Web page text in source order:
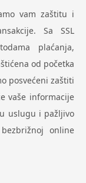
vam zaštitu i
Sa SSL
plaćanja,
od početka
posvećeni zaštiti
vaše informacije
uslugu i pažljivo
online